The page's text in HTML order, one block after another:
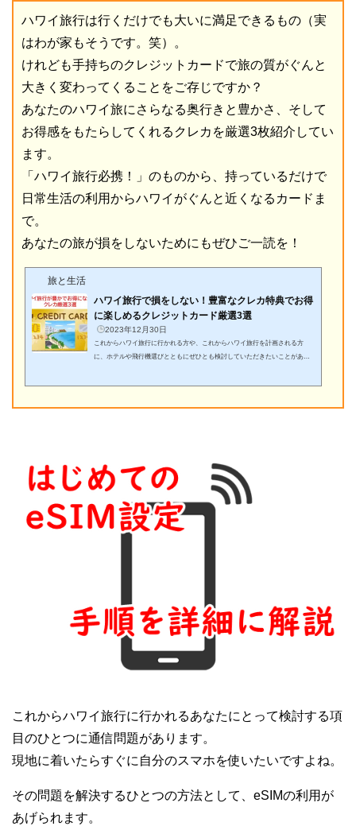
ハワイ旅行は行くだけでも大いに満足できるもの（実
はわが家もそうです。笑）。
けれども手持ちのクレジットカードで旅の質がぐんと
大きく変わってくることをご存じですか？
あなたのハワイ旅にさらなる奥行きと豊かさ、そして
お得感をもたらしてくれるクレカを厳選3枚紹介してい
ます。
「ハワイ旅行必携！」のものから、持っているだけで
日常生活の利用からハワイがぐんと近くなるカードま
で。
あなたの旅が損をしないためにもぜひご一読を！
旅と生活
ハワイ旅行で損をしない！豊富なクレカ特典でお得
に楽しめるクレジットカード厳選3選
2023年12月30日
これからハワイ旅行に行かれる方や、これからハワイ旅行を計画される方
に、ホテルや飛行機選びとともにぜひとも検討していただきたいことがあり
われる方も多いでしょう。もちろんVISAやMaster、アメックスやJCBなど、
これからハワイ旅行に行かれるあなたにとって検討する項
目のひとつに通信問題があります。
現地に着いたらすぐに自分のスマホを使いたいですよね。
その問題を解決するひとつの方法として、eSIMの利用が
あげられます。